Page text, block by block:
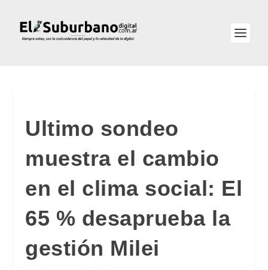
Ultimo sondeo
muestra el cambio
en el clima social: El
65 % desaprueba la
gestión Milei